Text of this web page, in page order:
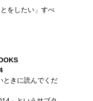
をしたい」すべ
ときに読んでくだ